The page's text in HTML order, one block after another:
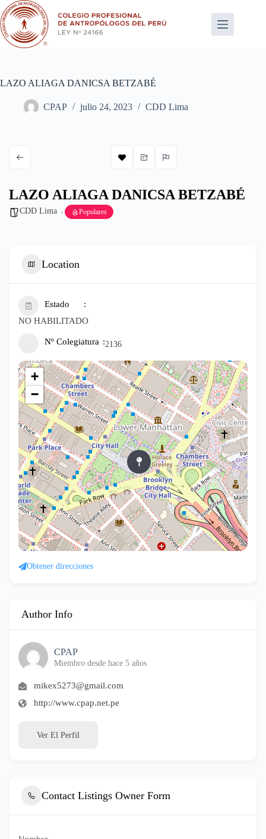
Saltar
al
contenido
LAZO ALIAGA DANICSA BETZABÉ
CPAP julio 24, 2023 CDD Lima
LAZO ALIAGA DANICSA BETZABÉ
CDD Lima Populares
Location
Estado
NO HABILITADO
Nº Colegiatura 2136
+
−
Obtener direcciones
Author Info
CPAP
Miembro desde hace 5 años
mikex5273@gmail.com
http://www.cpap.net.pe
Ver El Perfil
Contact Listings Owner Form